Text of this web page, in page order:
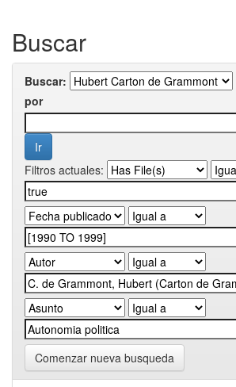
Buscar
Buscar:
por
Filtros actuales:
Comenzar nueva busqueda